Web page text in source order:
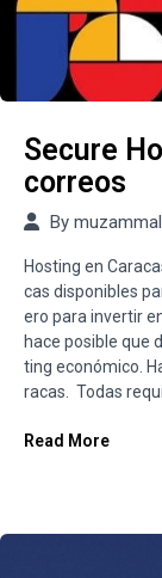
Secure
correos
By
Hosting en
cas disponibles
ero para invertir
hace posible que
ting económico.
racas. Todas
Read More